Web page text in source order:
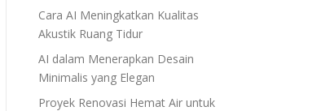
Cara AI Meningkatkan Kualitas
Akustik Ruang Tidur
AI dalam Menerapkan Desain
Minimalis yang Elegan
Proyek Renovasi Hemat Air untuk